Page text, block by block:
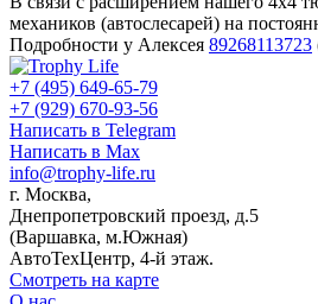
механиков (автослесарей) на
Подробности у Алексея 89268113723
+7 (495) 649-65-79
+7 (929) 670-93-56
Написать в Telegram
Написать в Max
info@trophy-life.ru
г. Москва,
Днепропетровский проезд, д.5
(Варшавка, м.Южная)
АвтоТехЦентр, 4-й этаж.
Смотреть на карте